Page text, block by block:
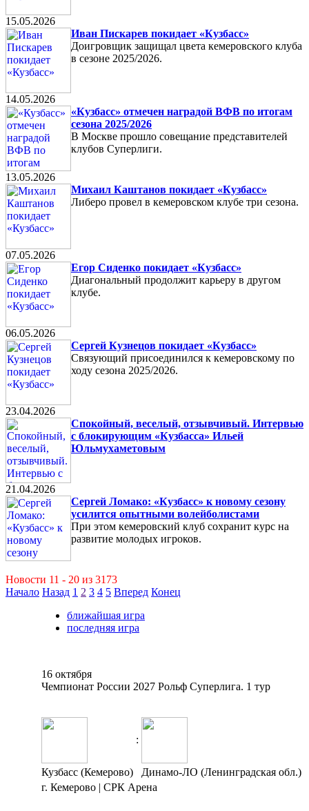
15.05.2026
Иван Пискарев покидает «Кузбасс»
Доигровщик защищал цвета кемеровского клуба
в сезоне 2025/2026.
14.05.2026
«Кузбасс» отмечен наградой ВФВ по итогам
сезона 2025/2026
В Москве прошло совещание представителей
клубов Суперлиги.
13.05.2026
Михаил Каштанов покидает «Кузбасс»
Либеро провел в кемеровском клубе три сезона.
07.05.2026
Егор Сиденко покидает «Кузбасс»
Диагональный продолжит карьеру в другом
клубе.
06.05.2026
Сергей Кузнецов покидает «Кузбасс»
Связующий присоединился к кемеровскому по
ходу сезона 2025/2026.
23.04.2026
Спокойный, веселый, отзывчивый. Интервью
с блокирующим «Кузбасса» Ильей
Юльмухаметовым
21.04.2026
Сергей Ломако: «Кузбасс» к новому сезону
усилится опытными волейболистами
При этом кемеровский клуб сохранит курс на
развитие молодых игроков.
Новости 11 - 20 из 3173
Начало Назад 1 2 3 4 5 Вперед Конец
ближайшая игра
последняя игра
16 октября
Чемпионат России 2027 Рольф Суперлига. 1 тур
:
Кузбасс (Кемерово)
Динамо-ЛО (Ленинградская обл.)
г. Кемерово | СРК Арена